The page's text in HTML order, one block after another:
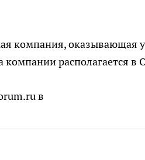
компания, оказывающая
располагается в
в